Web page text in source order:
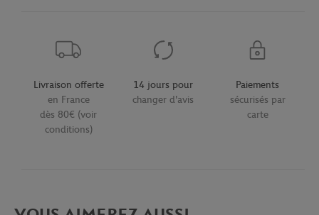
Livraison offerte
en France
dès 80€ (voir
conditions)
14 jours pour
changer d'avis
Paiements
sécurisés par
carte